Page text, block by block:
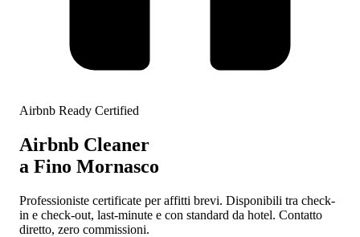
Airbnb Ready Certified
Airbnb Cleaner
a Fino Mornasco
Professioniste certificate per affitti brevi. Disponibili tra check-
in e check-out, last-minute e con standard da hotel. Contatto
diretto, zero commissioni.